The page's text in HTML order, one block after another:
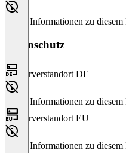
Keine Informationen zu diesem
Datenschutz
Serverstandort DE
Keine Informationen zu diesem
Serverstandort EU
Keine Informationen zu diesem